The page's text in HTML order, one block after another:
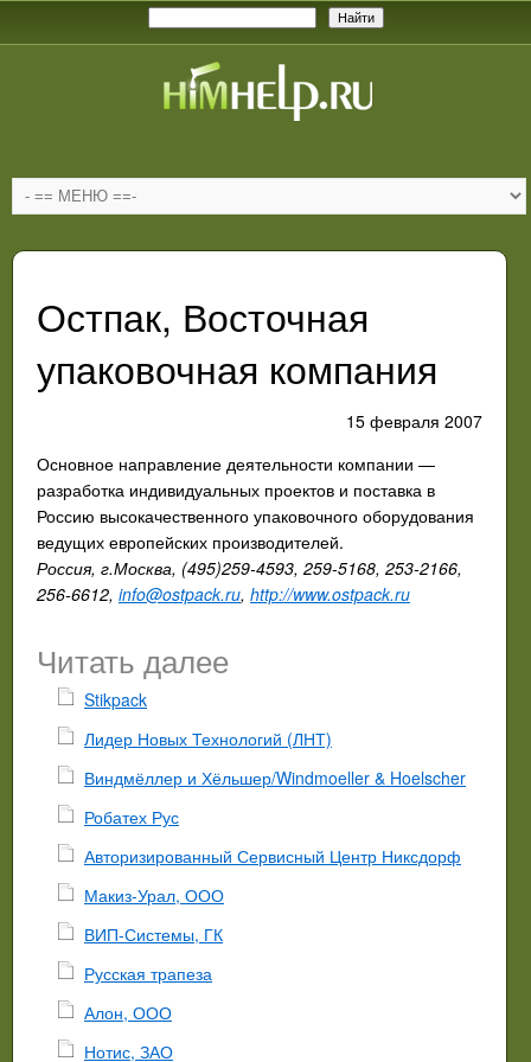
Остпак, Восточная
упаковочная компания
15 февраля 2007
Основное направление деятельности компании —
разработка индивидуальных проектов и поставка в
Россию высокачественного упаковочного оборудования
ведущих европейских производителей.
Россия, г.Москва, (495)259-4593, 259-5168, 253-2166,
256-6612, info@ostpack.ru, http://www.ostpack.ru
Читать далее
Stikpack
Лидер Новых Технологий (ЛНТ)
Виндмёллер и Хёльшер/Windmoeller & Hoelscher
Робатех Рус
Авторизированный Сервисный Центр Никсдорф
Макиз-Урал, ООО
ВИП-Системы, ГК
Русская трапеза
Алон, ООО
Нотис, ЗАО